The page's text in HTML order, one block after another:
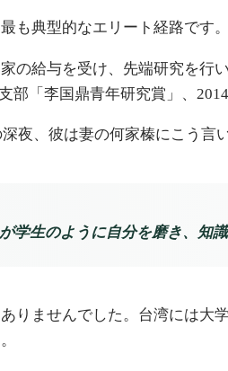
も典型的なエリート経路です
の給与を受け、先端研究を行
部「李国鼎青年研究賞」、
夜、彼は妻の何家榛にこう言
学生のように自分を磨き、知
りませんでした。台湾には大